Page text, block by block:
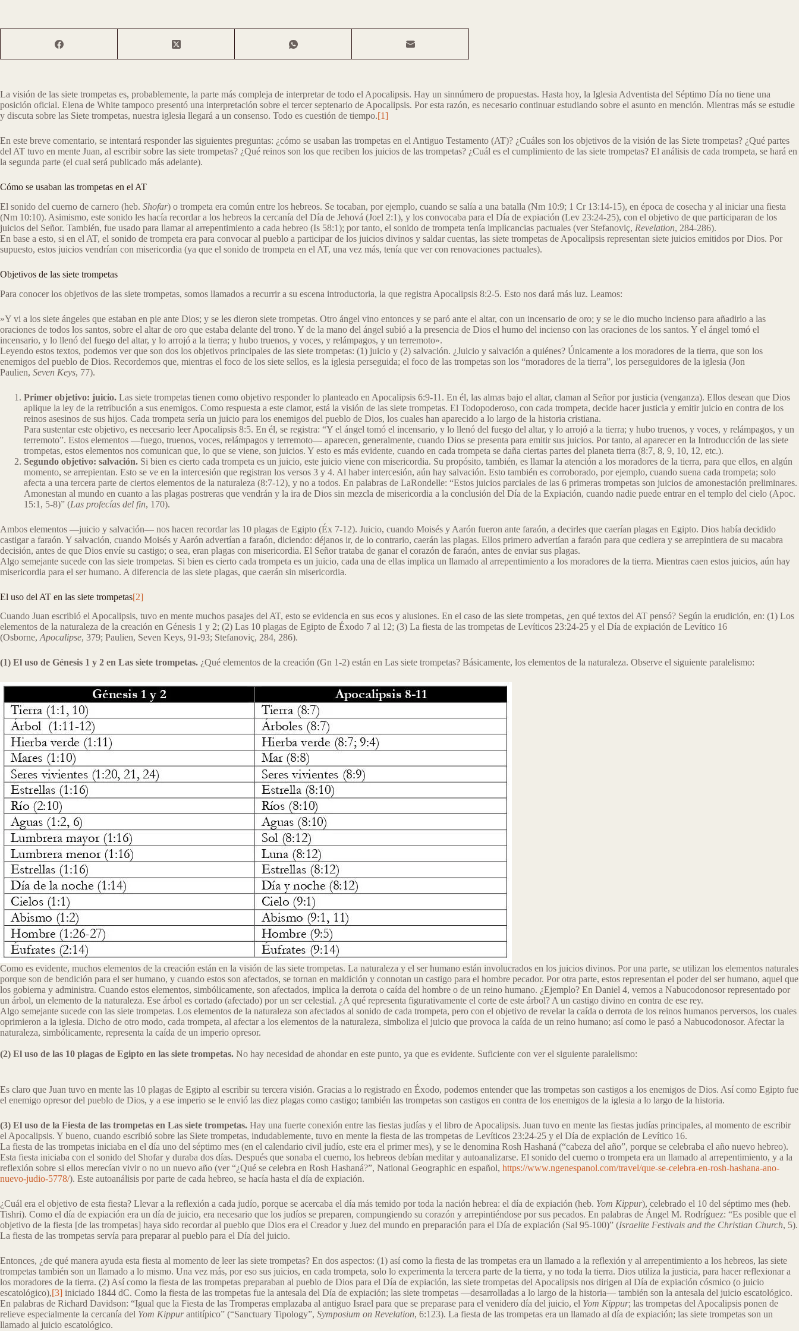
La visión de las siete trompetas es, probablemente, la parte más compleja de interpretar de todo el Apocalipsis. Hay un sinnúmero de propuestas. Hasta hoy, la Iglesia Adventista del Séptimo Día no tiene una
posición oficial. Elena de White tampoco presentó una interpretación sobre el tercer septenario de Apocalipsis. Por esta razón, es necesario continuar estudiando sobre el asunto en mención. Mientras más se estudie
y discuta sobre las Siete trompetas, nuestra iglesia llegará a un consenso. Todo es cuestión de tiempo.[1]
En este breve comentario, se intentará responder las siguientes preguntas: ¿cómo se usaban las trompetas en el Antiguo Testamento (AT)? ¿Cuáles son los objetivos de la visión de las Siete trompetas? ¿Qué partes
del AT tuvo en mente Juan, al escribir sobre las siete trompetas? ¿Qué reinos son los que reciben los juicios de las trompetas? ¿Cuál es el cumplimiento de las siete trompetas? El análisis de cada trompeta, se hará en
la segunda parte (el cual será publicado más adelante).
Cómo se usaban las trompetas en el AT
El sonido del cuerno de carnero (heb. Shofar) o trompeta era común entre los hebreos. Se tocaban, por ejemplo, cuando se salía a una batalla (Nm 10:9; 1 Cr 13:14-15), en época de cosecha y al iniciar una fiesta
(Nm 10:10). Asimismo, este sonido les hacía recordar a los hebreos la cercanía del Día de Jehová (Joel 2:1), y los convocaba para el Día de expiación (Lev 23:24-25), con el objetivo de que participaran de los
juicios del Señor. También, fue usado para llamar al arrepentimiento a cada hebreo (Is 58:1); por tanto, el sonido de trompeta tenía implicancias pactuales (ver Stefanoviç, Revelation, 284-286).
En base a esto, si en el AT, el sonido de trompeta era para convocar al pueblo a participar de los juicios divinos y saldar cuentas, las siete trompetas de Apocalipsis representan siete juicios emitidos por Dios. Por
supuesto, estos juicios vendrían con misericordia (ya que el sonido de trompeta en el AT, una vez más, tenía que ver con renovaciones pactuales).
Objetivos de las siete trompetas
Para conocer los objetivos de las siete trompetas, somos llamados a recurrir a su escena introductoria, la que registra Apocalipsis 8:2-5. Esto nos dará más luz. Leamos:
​»Y vi a los siete ángeles que estaban en pie ante Dios; y se les dieron siete trompetas. Otro ángel vino entonces y se paró ante el altar, con un incensario de oro; y se le dio mucho incienso para añadirlo a las
oraciones de todos los santos, sobre el altar de oro que estaba delante del trono. Y de la mano del ángel subió a la presencia de Dios el humo del incienso con las oraciones de los santos. Y el ángel tomó el
incensario, y lo llenó del fuego del altar, y lo arrojó a la tierra; y hubo truenos, y voces, y relámpagos, y un terremoto».
Leyendo estos textos, podemos ver que son dos los objetivos principales de las siete trompetas: (1) juicio y (2) salvación. ¿Juicio y salvación a quiénes? Únicamente a los moradores de la tierra, que son los
enemigos del pueblo de Dios. Recordemos que, mientras el foco de los siete sellos, es la iglesia perseguida; el foco de las trompetas son los “moradores de la tierra”, los perseguidores de la iglesia (Jon
Paulien, Seven Keys, 77).
Primer objetivo: juicio. Las siete trompetas tienen como objetivo responder lo planteado en Apocalipsis 6:9-11. En él, las almas bajo el altar, claman al Señor por justicia (venganza). Ellos desean que Dios
aplique la ley de la retribución a sus enemigos. Como respuesta a este clamor, está la visión de las siete trompetas. El Todopoderoso, con cada trompeta, decide hacer justicia y emitir juicio en contra de los
reinos asesinos de sus hijos. Cada trompeta sería un juicio para los enemigos del pueblo de Dios, los cuales han aparecido a lo largo de la historia cristiana.
Para sustentar este objetivo, es necesario leer Apocalipsis 8:5. En él, se registra: “Y el ángel tomó el incensario, y lo llenó del fuego del altar, y lo arrojó a la tierra; y hubo truenos, y voces, y relámpagos, y un
terremoto”. Estos elementos ―fuego, truenos, voces, relámpagos y terremoto― aparecen, generalmente, cuando Dios se presenta para emitir sus juicios. Por tanto, al aparecer en la Introducción de las siete
trompetas, estos elementos nos comunican que, lo que se viene, son juicios. Y esto es más evidente, cuando en cada trompeta se daña ciertas partes del planeta tierra (8:7, 8, 9, 10, 12, etc.).
Segundo objetivo: salvación. Si bien es cierto cada trompeta es un juicio, este juicio viene con misericordia. Su propósito, también, es llamar la atención a los moradores de la tierra, para que ellos, en algún
momento, se arrepientan. Esto se ve en la intercesión que registran los versos 3 y 4. Al haber intercesión, aún hay salvación. Esto también es corroborado, por ejemplo, cuando suena cada trompeta; solo
afecta a una tercera parte de ciertos elementos de la naturaleza (8:7-12), y no a todos. En palabras de LaRondelle: “Estos juicios parciales de las 6 primeras trompetas son juicios de amonestación preliminares.
Amonestan al mundo en cuanto a las plagas postreras que vendrán y la ira de Dios sin mezcla de misericordia a la conclusión del Día de la Expiación, cuando nadie puede entrar en el templo del cielo (Apoc.
15:1, 5-8)” (Las profecías del fin, 170).
Ambos elementos ―juicio y salvación― nos hacen recordar las 10 plagas de Egipto (Éx 7-12). Juicio, cuando Moisés y Aarón fueron ante faraón, a decirles que caerían plagas en Egipto. Dios había decidido
castigar a faraón. Y salvación, cuando Moisés y Aarón advertían a faraón, diciendo: déjanos ir, de lo contrario, caerán las plagas. Ellos primero advertían a faraón para que cediera y se arrepintiera de su macabra
decisión, antes de que Dios envíe su castigo; o sea, eran plagas con misericordia. El Señor trataba de ganar el corazón de faraón, antes de enviar sus plagas.
Algo semejante sucede con las siete trompetas. Si bien es cierto cada trompeta es un juicio, cada una de ellas implica un llamado al arrepentimiento a los moradores de la tierra. Mientras caen estos juicios, aún hay
misericordia para el ser humano. A diferencia de las siete plagas, que caerán sin misericordia.
El uso del AT en las siete trompetas[2]
Cuando Juan escribió el Apocalipsis, tuvo en mente muchos pasajes del AT, esto se evidencia en sus ecos y alusiones. En el caso de las siete trompetas, ¿en qué textos del AT pensó? Según la erudición, en: (1) Los
elementos de la naturaleza de la creación en Génesis 1 y 2; (2) Las 10 plagas de Egipto de Éxodo 7 al 12; (3) La fiesta de las trompetas de Levíticos 23:24-25 y el Día de expiación de Levítico 16
(Osborne, Apocalipse, 379; Paulien, Seven Keys, 91-93; Stefanoviç, 284, 286).
(1) El uso de Génesis 1 y 2 en Las siete trompetas. ¿Qué elementos de la creación (Gn 1-2) están en Las siete trompetas? Básicamente, los elementos de la naturaleza. Observe el siguiente paralelismo:
Como es evidente, muchos elementos de la creación están en la visión de las siete trompetas. La naturaleza y el ser humano están involucrados en los juicios divinos. Por una parte, se utilizan los elementos naturales
porque son de bendición para el ser humano, y cuando estos son afectados, se tornan en maldición y connotan un castigo para el hombre pecador. Por otra parte, estos representan el poder del ser humano, aquel que
los gobierna y administra. Cuando estos elementos, simbólicamente, son afectados, implica la derrota o caída del hombre o de un reino humano. ¿Ejemplo? En Daniel 4, vemos a Nabucodonosor representado por
un árbol, un elemento de la naturaleza. Ese árbol es cortado (afectado) por un ser celestial. ¿A qué representa figurativamente el corte de este árbol? A un castigo divino en contra de ese rey.
Algo semejante sucede con las siete trompetas. Los elementos de la naturaleza son afectados al sonido de cada trompeta, pero con el objetivo de revelar la caída o derrota de los reinos humanos perversos, los cuales
oprimieron a la iglesia. Dicho de otro modo, cada trompeta, al afectar a los elementos de la naturaleza, simboliza el juicio que provoca la caída de un reino humano; así como le pasó a Nabucodonosor. Afectar la
naturaleza, simbólicamente, representa la caída de un imperio opresor.
(2) El uso de las 10 plagas de Egipto en las siete trompetas. No hay necesidad de ahondar en este punto, ya que es evidente. Suficiente con ver el siguiente paralelismo:
Es claro que Juan tuvo en mente las 10 plagas de Egipto al escribir su tercera visión. Gracias a lo registrado en Éxodo, podemos entender que las trompetas son castigos a los enemigos de Dios. Así como Egipto fue
el enemigo opresor del pueblo de Dios, y a ese imperio se le envió las diez plagas como castigo; también las trompetas son castigos en contra de los enemigos de la iglesia a lo largo de la historia.
(3) El uso de la Fiesta de las trompetas en Las siete trompetas. Hay una fuerte conexión entre las fiestas judías y el libro de Apocalipsis. Juan tuvo en mente las fiestas judías principales, al momento de escribir
el Apocalipsis. Y bueno, cuando escribió sobre las Siete trompetas, indudablemente, tuvo en mente la fiesta de las trompetas de Levíticos 23:24-25 y el Día de expiación de Levítico 16.
La fiesta de las trompetas iniciaba en el día uno del séptimo mes (en el calendario civil judío, este era el primer mes), y se le denomina Rosh Hashaná (“cabeza del año”, porque se celebraba el año nuevo hebreo).
Esta fiesta iniciaba con el sonido del Shofar y duraba dos días. Después que sonaba el cuerno, los hebreos debían meditar y autoanalizarse. El sonido del cuerno o trompeta era un llamado al arrepentimiento, y a la
reflexión sobre si ellos merecían vivir o no un nuevo año (ver “¿Qué se celebra en Rosh Hashaná?”, National Geographic en español, https://www.ngenespanol.com/travel/que-se-celebra-en-rosh-hashana-ano-
nuevo-judio-5778/). Este autoanálisis por parte de cada hebreo, se hacía hasta el día de expiación.
¿Cuál era el objetivo de esta fiesta? Llevar a la reflexión a cada judío, porque se acercaba el día más temido por toda la nación hebrea: el día de expiación (heb. Yom Kippur), celebrado el 10 del séptimo mes (heb.
Tishri). Como el día de expiación era un día de juicio, era necesario que los judíos se preparen, compungiendo su corazón y arrepintiéndose por sus pecados. En palabras de Ángel M. Rodríguez: “Es posible que el
objetivo de la fiesta [de las trompetas] haya sido recordar al pueblo que Dios era el Creador y Juez del mundo en preparación para el Día de expiación (Sal 95-100)” (Israelite Festivals and the Christian Church, 5).
La fiesta de las trompetas servía para preparar al pueblo para el Día del juicio.
Entonces, ¿de qué manera ayuda esta fiesta al momento de leer las siete trompetas? En dos aspectos: (1) así como la fiesta de las trompetas era un llamado a la reflexión y al arrepentimiento a los hebreos, las siete
trompetas también son un llamado a lo mismo. Una vez más, por eso sus juicios, en cada trompeta, solo lo experimenta la tercera parte de la tierra, y no toda la tierra. Dios utiliza la justicia, para hacer reflexionar a
los moradores de la tierra. (2) Así como la fiesta de las trompetas preparaban al pueblo de Dios para el Día de expiación, las siete trompetas del Apocalipsis nos dirigen al Día de expiación cósmico (o juicio
escatológico),[3] iniciado 1844 dC. Como la fiesta de las trompetas fue la antesala del Día de expiación; las siete trompetas ―desarrolladas a lo largo de la historia― también son la antesala del juicio escatológico.
En palabras de Richard Davidson: “Igual que la Fiesta de las Tromperas emplazaba al antiguo Israel para que se preparase para el venidero día del juicio, el Yom Kippur; las trompetas del Apocalipsis ponen de
relieve especialmente la cercanía del Yom Kippurantitípico” (“Sanctuary Tipology”, Symposium on Revelation, 6:123). La fiesta de las trompetas era un llamado al día de expiación; las siete trompetas son un
llamado al juicio escatológico.